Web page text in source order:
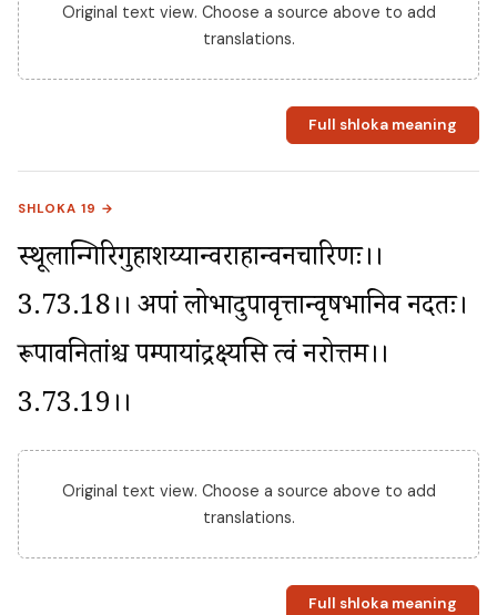
Original text view. Choose a source above to add
translations.
Full shloka meaning
SHLOKA 19 →
स्थूलान्गिरिगुहाशय्यान्वराहान्वनचारिणः।।
3.73.18।। अपां लोभादुपावृत्तान्वृषभानिव नर्दतः।
रूपावनितांश्च पम्पायांद्रक्ष्यसि त्वं नरोत्तम।।
3.73.19।।
Original text view. Choose a source above to add
translations.
Full shloka meaning